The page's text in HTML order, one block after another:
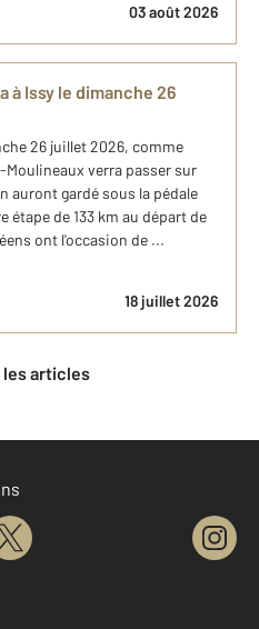
03 août 2026
à Issy le dimanche 26
26 juillet 2026, comme
verra passer sur
auront gardé sous la pédale
étape de 133 km au départ de
ont l'occasion de ...
18 juillet 2026
les articles